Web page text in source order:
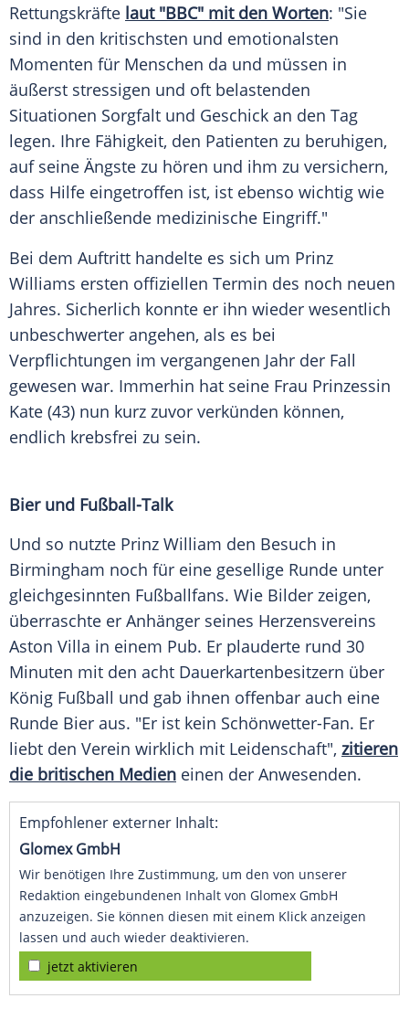
Rettungskräfte laut "BBC" mit den Worten: "Sie
sind in den kritischsten und emotionalsten
Momenten für Menschen da und müssen in
äußerst stressigen und oft belastenden
Situationen Sorgfalt und Geschick an den Tag
legen. Ihre Fähigkeit, den Patienten zu beruhigen,
auf seine Ängste zu hören und ihm zu versichern,
dass Hilfe eingetroffen ist, ist ebenso wichtig wie
der anschließende medizinische Eingriff."
Bei dem Auftritt handelte es sich um Prinz
Williams ersten offiziellen Termin des noch neuen
Jahres. Sicherlich konnte er ihn wieder wesentlich
unbeschwerter angehen, als es bei
Verpflichtungen im vergangenen Jahr der Fall
gewesen war. Immerhin hat seine Frau Prinzessin
Kate (43) nun kurz zuvor verkünden können,
endlich krebsfrei zu sein.
Bier und Fußball-Talk
Und so nutzte Prinz William den Besuch in
Birmingham noch für eine gesellige Runde unter
gleichgesinnten Fußballfans. Wie Bilder zeigen,
überraschte er Anhänger seines Herzensvereins
Aston Villa in einem Pub. Er plauderte rund 30
Minuten mit den acht Dauerkartenbesitzern über
König Fußball und gab ihnen offenbar auch eine
Runde Bier aus. "Er ist kein Schönwetter-Fan. Er
liebt den Verein wirklich mit Leidenschaft", zitieren
die britischen Medien einen der Anwesenden.
Empfohlener externer Inhalt:
Glomex GmbH
Wir benötigen Ihre Zustimmung, um den von unserer
Redaktion eingebundenen Inhalt von Glomex GmbH
anzuzeigen. Sie können diesen mit einem Klick anzeigen
lassen und auch wieder deaktivieren.
jetzt aktivieren